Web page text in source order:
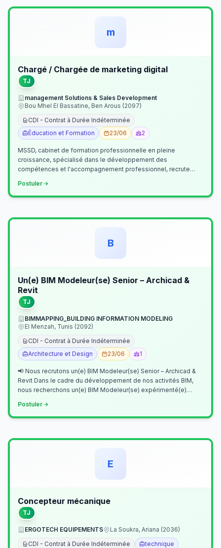
m
Chargé / Chargée de marketing digital
TJ
management Solutions & Sales Development
Bou Mhel El Bassatine, Ben Arous (2097)
CDI - Contrat à Durée Indéterminée
Éducation et Formation
23/06 2
MSSD, cabinet de formation professionnelle en pleine
croissance, spécialisé dans le développement des
compétences et l'accompagnement professionnel, recrute
Postuler
B
Un(e) BIM Modeleur(se) Senior – Archicad &
Revit
TJ
BIMMAPPING_BUILDING INFORMATION MODELING
El Menzah, Tunis (2092)
CDI - Contrat à Durée Indéterminée
Architecture et Design
23/06 1
📢 Nous recrutons un(e) BIM Modeleur(se) Senior – Archicad &
Revit Dans le cadre du développement de nos activités BIM,
nous recherchons un(e) BIM Modeleur(se) expérimenté(e)
Postuler
E
Concepteur mécanique
TJ
ERGOTECH EQUIPEMENTS
La Soukra, Ariana (2036)
CDI - Contrat à Durée Indéterminée
technique